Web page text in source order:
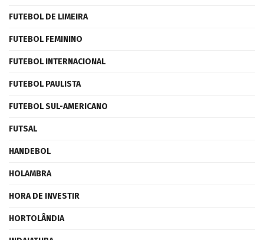
FUTEBOL DE LIMEIRA
FUTEBOL FEMININO
FUTEBOL INTERNACIONAL
FUTEBOL PAULISTA
FUTEBOL SUL-AMERICANO
FUTSAL
HANDEBOL
HOLAMBRA
HORA DE INVESTIR
HORTOLÂNDIA